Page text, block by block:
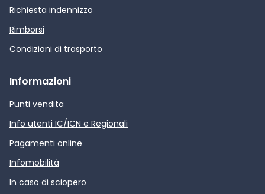
Richiesta indennizzo
Rimborsi
Condizioni di trasporto
Informazioni
Punti vendita
Info utenti IC/ICN e Regionali
Pagamenti online
Infomobilità
In caso di sciopero